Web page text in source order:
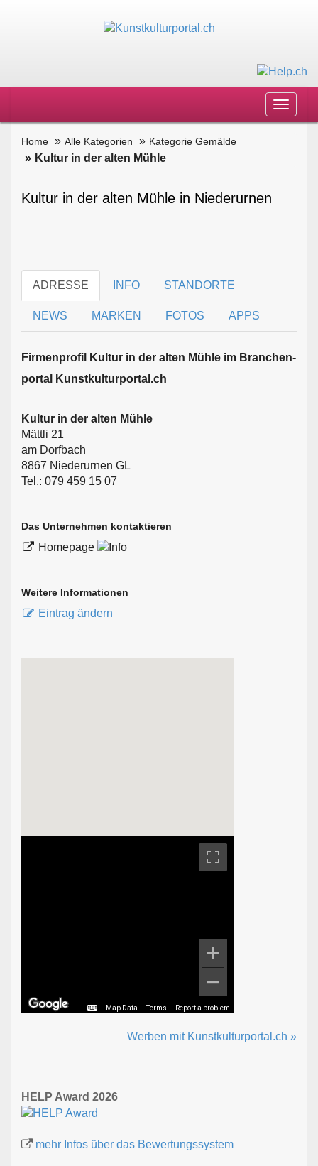
Toggle
Home Alle Kategorien Kategorie Gemälde
Kultur in der alten Mühle
Kultur in der alten Mühle in Niederurnen
ADRESSE INFO STANDORTE
NEWS MARKEN FOTOS APPS
Firmen­profil Kultur in der alten Mühle im Branchen­
portal Kunstkulturportal.ch
Kultur in der alten Mühle
Mättli 21
am Dorfbach
8867 Niederurnen GL
Tel.: 079 459 15 07
Das Unternehmen kontaktieren
Homepage
Weitere Informationen
Eintrag ändern
Map Data Terms Report a problem
Werben mit Kunstkulturportal.ch »
HELP Award 2026
mehr Infos über das Bewertungssystem